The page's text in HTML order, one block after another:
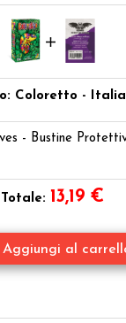
Coloretto -
- Bustine
Totale: 13,19 €